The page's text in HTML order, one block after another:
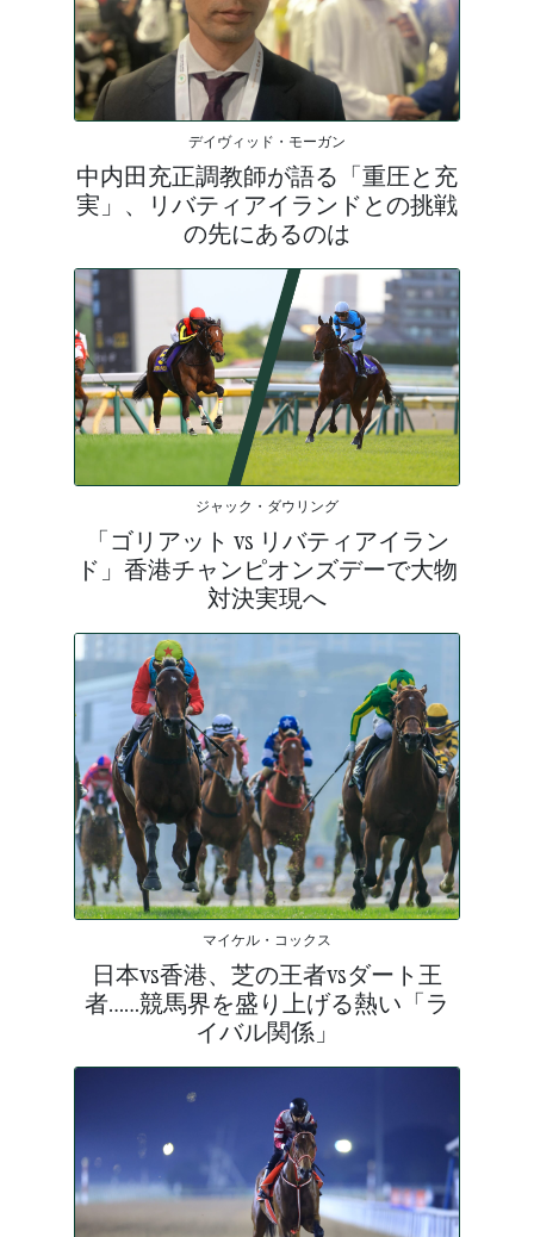
デイヴィッド・モーガン
中内田充正調教師が語る「重圧と充
実」、リバティアイランドとの挑戦
の先にあるのは
ジャック・ダウリング
「ゴリアット vs リバティアイラン
ド」香港チャンピオンズデーで大物
対決実現へ
マイケル・コックス
日本vs香港、芝の王者vsダート王
者……競馬界を盛り上げる熱い「ラ
イバル関係」